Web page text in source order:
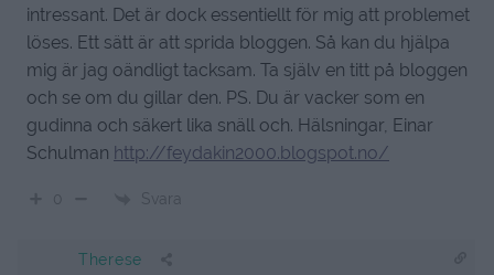
intressant. Det är dock essentiellt för mig att problemet
löses. Ett sätt är att sprida bloggen. Så kan du hjälpa
mig är jag oändligt tacksam. Ta själv en titt på bloggen
och se om du gillar den. PS. Du är vacker som en
gudinna och säkert lika snäll och. Hälsningar, Einar
Schulman http://feydakin2000.blogspot.no/
Svara
Therese